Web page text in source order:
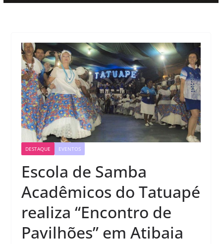
DESTAQUE EVENTOS
Escola de Samba
Acadêmicos do Tatuapé
realiza “Encontro de
Pavilhões” em Atibaia